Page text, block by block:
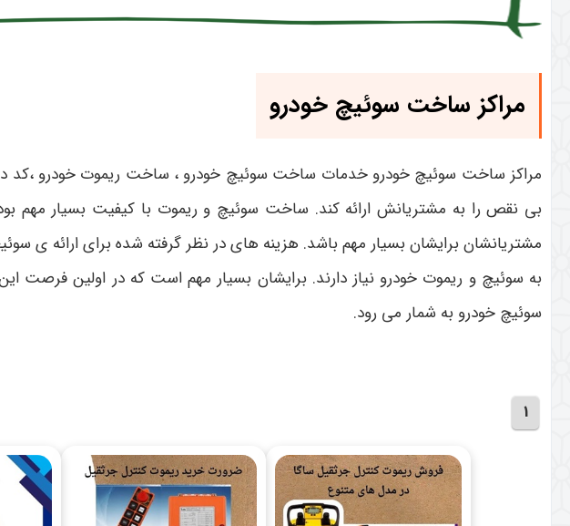
مراکز ساخت سوئیچ خودرو
مراکز ساخت سوئیچ خودرو خدمات ساخت سوئیچ خودرو ، ساخت ریموت خودرو ،کد
بی نقص را به مشتریانش ارائه کند. ساخت سوئیچ و ریموت با کیفیت بسیار مهم
مشتریانشان برایشان بسیار مهم باشد. هزینه های در نظر گرفته شده برای ارائه ی
به سوئیچ و ریموت خودرو نیاز دارند. برایشان بسیار مهم است که در اولین
سوئیچ خودرو به شمار می رود.
1